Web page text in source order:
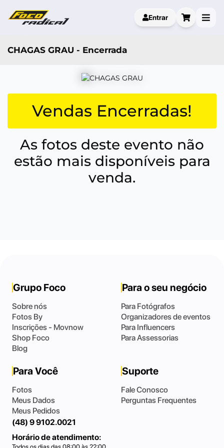
Entrar
CHAGAS GRAU - Encerrada
Vendas Encerradas!
As fotos deste evento não
estão mais disponíveis para
venda.
Grupo Foco
Sobre nós
Fotos By
Inscrições - Movnow
Shop Foco
Blog
Para o seu negócio
Para Fotógrafos
Organizadores de eventos
Para Influencers
Para Assessorias
Para Você
Fotos
Meus Dados
Meus Pedidos
Suporte
Fale Conosco
Perguntas Frequentes
(48) 9 9102.0021
Horário de atendimento: